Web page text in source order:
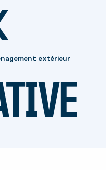
extérieur